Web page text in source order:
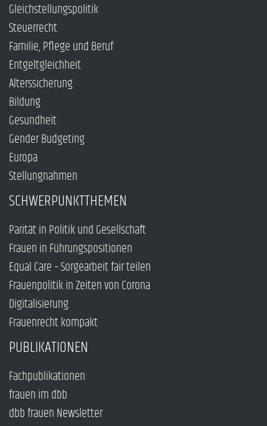
Gleichstellungspolitik
Steuerrecht
Familie, Pflege und Beruf
Entgeltgleichheit
Alterssicherung
Bildung
Gesundheit
Gender Budgeting
Europa
Stellungnahmen
SCHWERPUNKTTHEMEN
Parität in Politik und Gesellschaft
Frauen in Führungspositionen
Equal Care – Sorgearbeit fair teilen
Frauenpolitik in Zeiten von Corona
Digitalisierung
Frauenrecht kompakt
PUBLIKATIONEN
Fachpublikationen
frauen im dbb
dbb frauen Newsletter